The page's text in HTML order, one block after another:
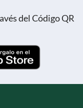
del Código QR